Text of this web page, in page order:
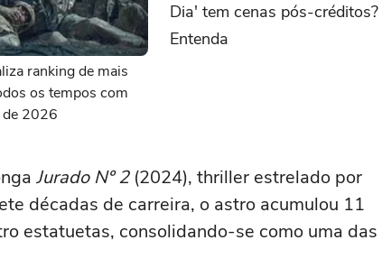
ranking de mais
os tempos com
2026
Dia' tem cenas pós-créditos?
Entenda
Jurado Nº 2(2024), thriller estrelado por
décadas de carreira, o astro acumulou 11
estatuetas, consolidando-se como uma das